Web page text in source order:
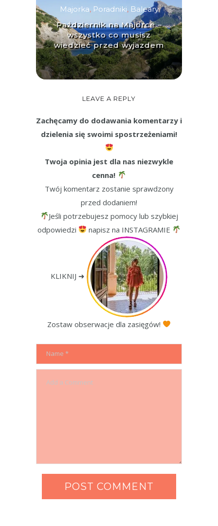
Majorka, Poradniki, Baleary
Październik na Majorce –
wszystko co musisz
wiedzieć przed wyjazdem
LEAVE A REPLY
Zachęcamy do dodawania komentarzy i
dzielenia się swoimi spostrzeżeniami!
Twoja opinia jest dla nas niezwykle
cenna!
Twój komentarz zostanie sprawdzony
przed dodaniem!
Jeśli potrzebujesz pomocy lub szybkiej
odpowiedzi
napisz na INSTAGRAMIE
KLIKNIJ ➜
Zostaw obserwacje dla zasięgów!